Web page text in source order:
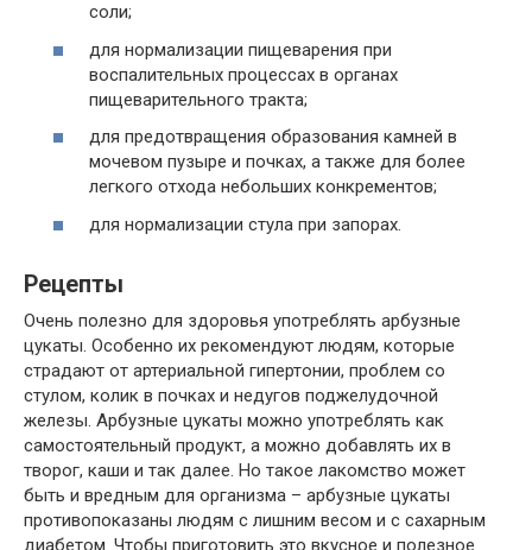
соли;
для нормализации пищеварения при
воспалительных процессах в органах
пищеварительного тракта;
для предотвращения образования камней в
мочевом пузыре и почках, а также для более
легкого отхода небольших конкрементов;
для нормализации стула при запорах.
Рецепты
Очень полезно для здоровья употреблять арбузные
цукаты. Особенно их рекомендуют людям, которые
страдают от артериальной гипертонии, проблем со
стулом, колик в почках и недугов поджелудочной
железы. Арбузные цукаты можно употреблять как
самостоятельный продукт, а можно добавлять их в
творог, каши и так далее. Но такое лакомство может
быть и вредным для организма – арбузные цукаты
противопоказаны людям с лишним весом и с сахарным
диабетом. Чтобы приготовить это вкусное и полезное